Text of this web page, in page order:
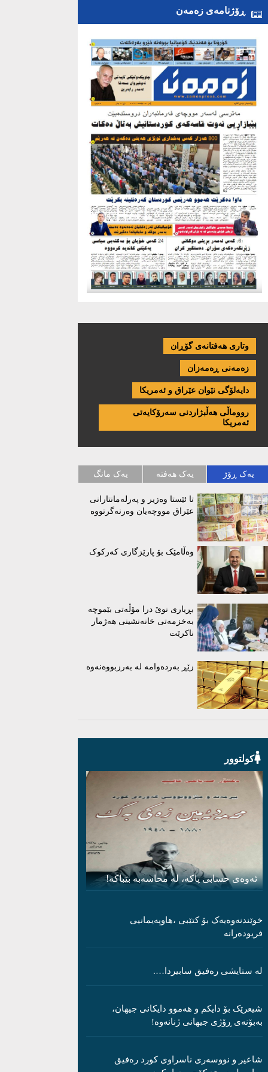
ڕۆژنامەی زەمەن
وتاری هەفتانەی گۆڕان
زەمەنی ڕەمەزان
دایەلۆگی نێوان عێراق و ئەمریكا
رووماڵی هەڵبژاردنی سەرۆکایەتی
ئەمریکا
یەک ڕۆژ یەک هەفتە یەک مانگ
تا ئێستا وەزیر و پەرلەمانتارانی
عێراق مووچەیان وەرنەگرتووە
وەڵامێک بۆ پارێزگاری کەرکوک
بڕیاری نوێ درا مۆڵەتی بێموچە
بەخزمەتی خانەنشینی هەژمار
ناکرێت
زێڕ بەردەوامە لە بەرزبووەنەوە
کولتوور
ئەوەی حسابی پاکە، لە محاسەبە بێباکە!
خوێندنەوەیەک بۆ کتێبی ،هاوپەیمانیی
فریودەرانە
لە ستایشی رەفیق سابیردا….
شیعرێک بۆ دایکم و ھەموو دایکانی جیھان،
بەبۆنەی ڕۆژی جیھانی ژنانەوە!
شاعیر و نووسەری ناسراوی کورد رەفیق